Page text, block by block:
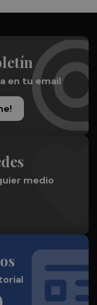
en tu email
medio